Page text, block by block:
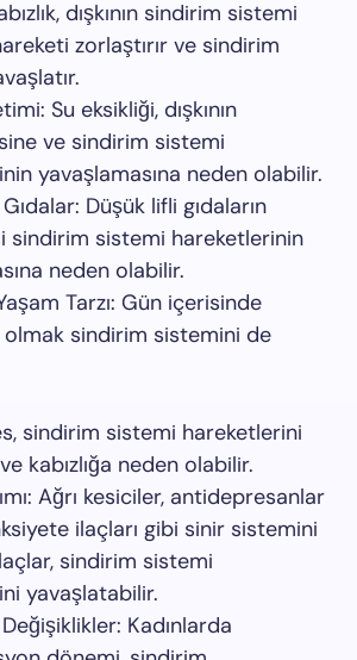
dışkının sindirim sistemi
zorlaştırır ve sindirim
Su eksikliği, dışkının
ve sindirim sistemi
yavaşlamasına neden olabilir.
Düşük lifli gıdaların
sindirim sistemi hareketlerinin
neden olabilir.
Tarzı: Gün içerisinde
olmak sindirim sistemini de
sindirim sistemi hareketlerini
kabızlığa neden olabilir.
Ağrı kesiciler, antidepresanlar
ilaçları gibi sinir sistemini
sindirim sistemi
yavaşlatabilir.
Kadınlarda